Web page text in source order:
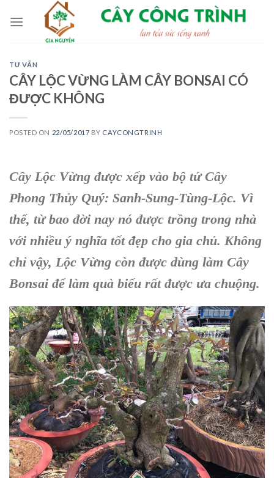
TƯ VẤN
CÂY LỘC VỪNG LÀM CÂY BONSAI CÓ
ĐƯỢC KHÔNG
POSTED ON 22/05/2017 BY CAYCONGTRINH
Cây Lộc Vừng được xếp vào bộ tứ Cây
Phong Thủy Quý: Sanh-Sung-Tùng-Lộc. Vì
thế, từ bao đời nay nó được trồng trong nhà
với nhiều ý nghĩa tốt đẹp cho gia chủ. Không
chỉ vậy, Lộc Vừng còn được dùng làm Cây
Bonsai để làm quà biếu rất được ưa chuộng.